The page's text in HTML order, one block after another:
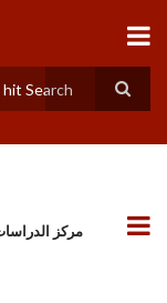
إلى
الرئيسي
مركز